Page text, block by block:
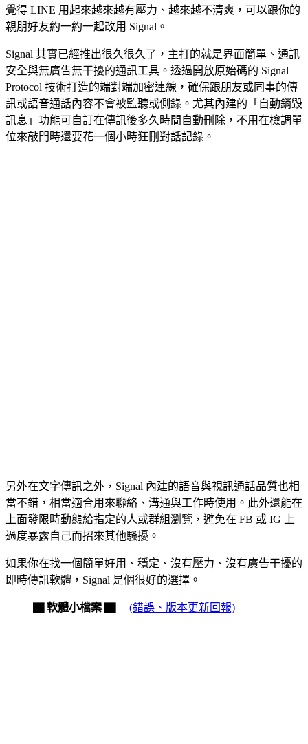
覺得 LINE 用起來越來越有壓力、越來越不清爽，可以跟你的
親朋好友約一約一起改用 Signal。
Signal 其實已經推出很久很久了，主打的就是界面簡單、通訊
安全與無廣告無干擾的通訊工具。透過開放原始碼的 Signal
Protocol 技術打造的端對端加密連線，確保跟朋友或同事的傳
訊或語音通話內容不會被監聽或側錄。尤其內建的「自動銷毀
訊息」功能可自訂在傳訊後多久時間自動刪除，不用在檢調單
位來敲門時還要花一個小時狂刪對話記錄。
另外在文字傳訊之外，Signal 內建的語音與視訊通話品質也相
當不錯，相當適合用來聯絡、溝通與工作時使用。此外還能在
上面發限時動態給指定的人或群組瀏覽，避免在 FB 或 IG 上
過度暴露自己而招來其他騷擾。
如果你在找一個簡單好用、穩定、沒有壓力、沒有廣告干擾的
即時傳訊軟體，Signal 是個很好的選擇。
▇ 軟體小檔案 ▇ (錯誤、版本更新回報)